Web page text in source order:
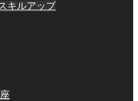
キルアップ